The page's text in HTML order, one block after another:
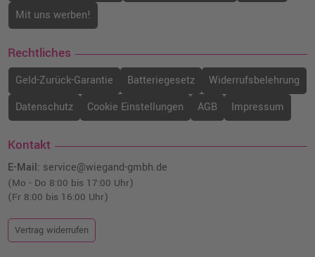
Mit uns werben!
Rechtliches
Geld-Zurück-Garantie Batteriegesetz
Widerrufsbelehrung
Datenschutz
Cookie Einstellungen AGB Impressum
Kontakt
E-Mail: service@wiegand-gmbh.de
(Mo - Do 8:00 bis 17:00 Uhr)
(Fr 8:00 bis 16:00 Uhr)
Vertrag widerrufen